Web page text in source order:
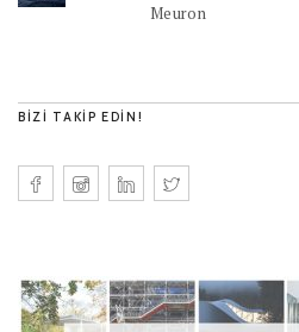
Meuron
BIZI TAKIP EDIN!